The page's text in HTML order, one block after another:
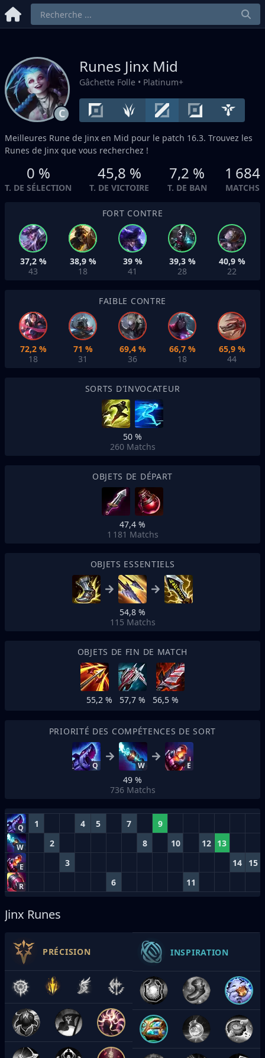
C
Runes Jinx Mid
Gâchette Folle • Platinum+
Meilleures Rune de Jinx en Mid pour le patch 16.3. Trouvez les
Runes de Jinx que vous recherchez !
0 %
T. DE SÉLECTION
45,8 %
T. DE VICTOIRE
7,2 %
T. DE BAN
1 684
MATCHS
FORT CONTRE
37,2 %
43
38,9 %
18
39 %
41
39,3 %
28
40,9 %
22
FAIBLE CONTRE
72,2 %
18
71 %
31
69,4 %
36
66,7 %
18
65,9 %
44
SORTS D'INVOCATEUR
50 %
260 Matchs
OBJETS DE DÉPART
47,4 %
1 181 Matchs
OBJETS ESSENTIELS
54,8 %
115 Matchs
OBJETS DE FIN DE MATCH
55,2 % 57,7 % 56,5 %
PRIORITÉ DES COMPÉTENCES DE SORT
Q W E
49 %
736 Matchs
Q 1 4 5 7 9
W 2 8 10 12 13
E 3 14 15
R 6 11
Jinx Runes
PRÉCISION INSPIRATION